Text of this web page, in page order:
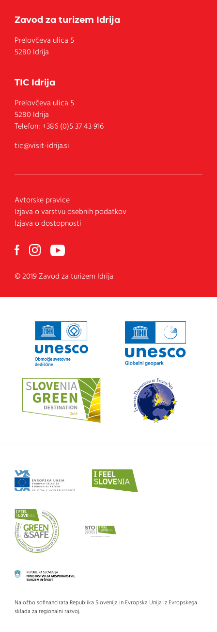
Zavod za turizem Idrija
Prelovčeva ulica 5
5280 Idrija
TIC Idrija
Prelovčeva ulica 5
5280 Idrija
Telefon: +386 (0)5 37 43 916
tic@visit-idrija.si
Avtorske pravice
Izjava o varstvu osebnih podatkov
Izjava o dostopnosti
© 2019 Zavod za turizem Idrija
Naložbo sofinancirata Republika Slovenija in Evropska Unija iz Evropskega
sklada za regionalni razvoj.